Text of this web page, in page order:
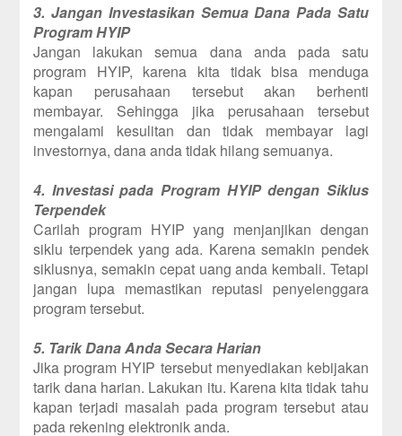
3. Jangan Investasikan Semua Dana Pada Satu
Program HYIP
Jangan lakukan semua dana anda pada satu
program HYIP, karena kita tidak bisa menduga
kapan perusahaan tersebut akan berhenti
membayar. Sehingga jika perusahaan tersebut
mengalami kesulitan dan tidak membayar lagi
investornya, dana anda tidak hilang semuanya.
4. Investasi pada Program HYIP dengan Siklus
Terpendek
Carilah program HYIP yang menjanjikan dengan
siklu terpendek yang ada. Karena semakin pendek
siklusnya, semakin cepat uang anda kembali. Tetapi
jangan lupa memastikan reputasi penyelenggara
program tersebut.
5. Tarik Dana Anda Secara Harian
Jika program HYIP tersebut menyediakan kebijakan
tarik dana harian. Lakukan itu. Karena kita tidak tahu
kapan terjadi masalah pada program tersebut atau
pada rekening elektronik anda.